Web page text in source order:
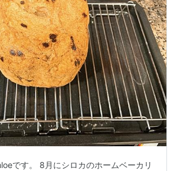
です。 8月にシロカのホームベーカリ